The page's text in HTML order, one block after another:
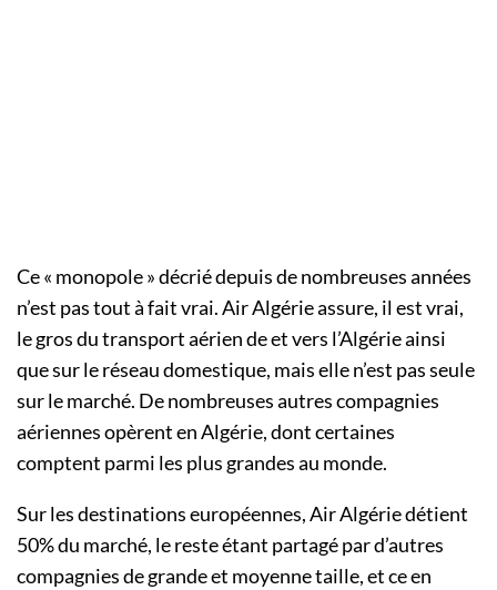
Ce « monopole » décrié depuis de nombreuses années
n’est pas tout à fait vrai. Air Algérie assure, il est vrai,
le gros du transport aérien de et vers l’Algérie ainsi
que sur le réseau domestique, mais elle n’est pas seule
sur le marché. De nombreuses autres compagnies
aériennes opèrent en Algérie, dont certaines
comptent parmi les plus grandes au monde.
Sur les destinations européennes, Air Algérie détient
50% du marché, le reste étant partagé par d’autres
compagnies de grande et moyenne taille, et ce en